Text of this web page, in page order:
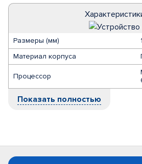
Размеры (мм)
Материал корпуса
Процессор
Показать полностью